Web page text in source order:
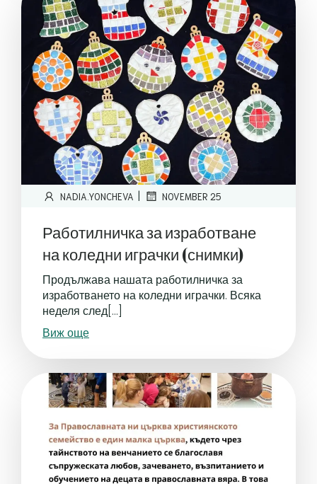
NADIA.YONCHEVA | NOVEMBER 25
Работилничка за изработване
на коледни играчки (снимки)
Продължава нашата работилничка за
изработването на коледни играчки. Всяка
неделя след[…]
Виж още